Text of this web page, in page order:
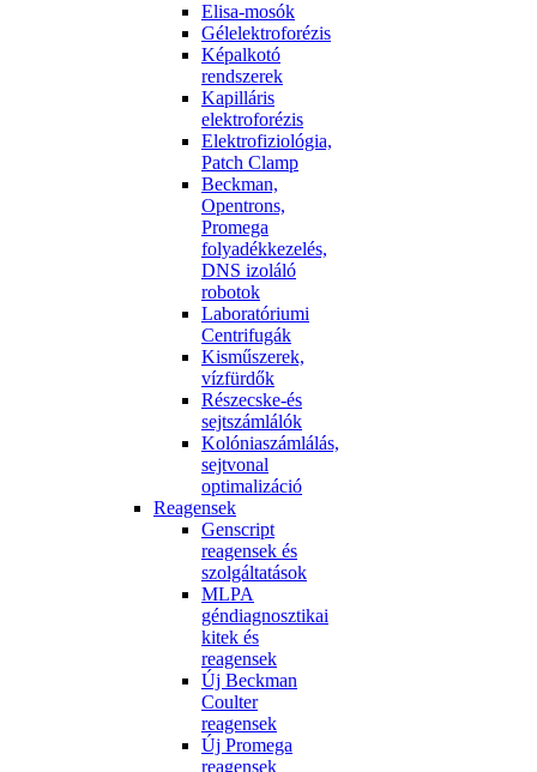
Elisa-mosók
Gélelektroforézis
Képalkotó
rendszerek
Kapilláris
elektroforézis
Elektrofiziológia,
Patch Clamp
Beckman,
Opentrons,
Promega
folyadékkezelés,
DNS izoláló
robotok
Laboratóriumi
Centrifugák
Kisműszerek,
vízfürdők
Részecske-és
sejtszámlálók
Kolóniaszámlálás,
sejtvonal
optimalizáció
Reagensek
Genscript
reagensek és
szolgáltatások
MLPA
géndiagnosztikai
kitek és
reagensek
Új Beckman
Coulter
reagensek
Új Promega
reagensek